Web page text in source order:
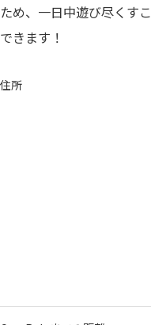
ため、一日中遊び尽くす
できます！
住所